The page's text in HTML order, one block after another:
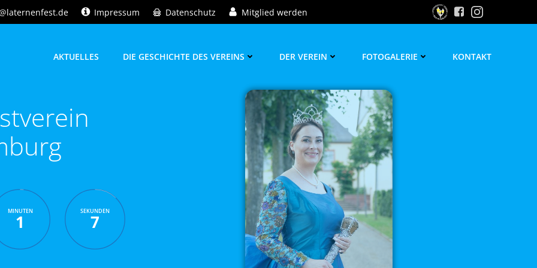
Impressum Datenschutz Mitglied werden
AKTUELLES DIE GESCHICHTE DES VEREINS DER VEREIN FOTOGALERIE KONTAKT
MINUTEN
1
SEKUNDEN
6